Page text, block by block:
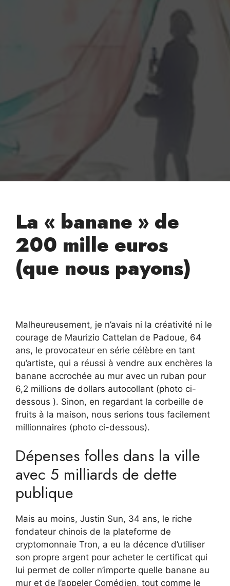
La « banane » de
200 mille euros
(que nous payons)
Malheureusement, je n’avais ni la créativité ni le
courage de Maurizio Cattelan de Padoue, 64
ans, le provocateur en série célèbre en tant
qu’artiste, qui a réussi à vendre aux enchères la
banane accrochée au mur avec un ruban pour
6,2 millions de dollars autocollant (photo ci-
dessous ). Sinon, en regardant la corbeille de
fruits à la maison, nous serions tous facilement
millionnaires (photo ci-dessous).
Dépenses folles dans la ville
avec 5 milliards de dette
publique
Mais au moins, Justin Sun, 34 ans, le riche
fondateur chinois de la plateforme de
cryptomonnaie Tron, a eu la décence d’utiliser
son propre argent pour acheter le certificat qui
lui permet de coller n’importe quelle banane au
mur et de l’appeler Comédien, tout comme le